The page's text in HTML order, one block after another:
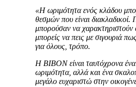
«Η ωριμότητα ενός κλάδου
θεσμών που είναι
μπορούσαν να χαρακτηριστούν
μπορείς να πεις με σιγουριά
για όλους, τρόπο.
Η ΒΙΒΟΝ είναι ταυτόχρονα
ωριμότητα, αλλά και ένα
μεγάλο ευχαριστώ στην